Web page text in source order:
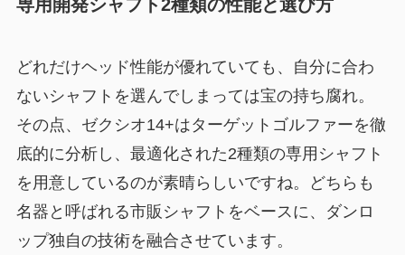
専用開発シャフト2種類の性能と選び方
どれだけヘッド性能が優れていても、自分に合わ
ないシャフトを選んでしまっては宝の持ち腐れ。
その点、ゼクシオ14+はターゲットゴルファーを徹
底的に分析し、最適化された2種類の専用シャフト
を用意しているのが素晴らしいですね。どちらも
名器と呼ばれる市販シャフトをベースに、ダンロ
ップ独自の技術を融合させています。